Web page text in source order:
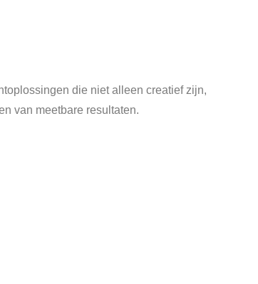
die niet alleen creatief zijn,
van meetbare resultaten.